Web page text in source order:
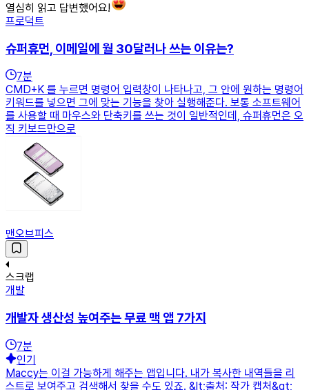
열심히 읽고 답변했어요!
프로덕트
슈퍼휴먼, 이메일에 월 30달러나 쓰는 이유는?
7분
CMD+K 를 누르면 명령어 입력창이 나타나고, 그 안에 원하는 명령어
키워드를 넣으면 그에 맞는 기능을 찾아 실행해준다. 보통 소프트웨어
를 사용할 때 마우스와 단축키를 쓰는 것이 일반적인데, 슈퍼휴먼은 오
직 키보드만으로
맨오브피스
스크랩
개발
개발자 생산성 높여주는 무료 맥 앱 7가지
7분
인기
Maccy는 이걸 가능하게 해주는 앱입니다. 내가 복사한 내역들을 리
스트로 보여주고 검색해서 찾을 수도 있죠. &lt;출처: 작가 캡처&gt;